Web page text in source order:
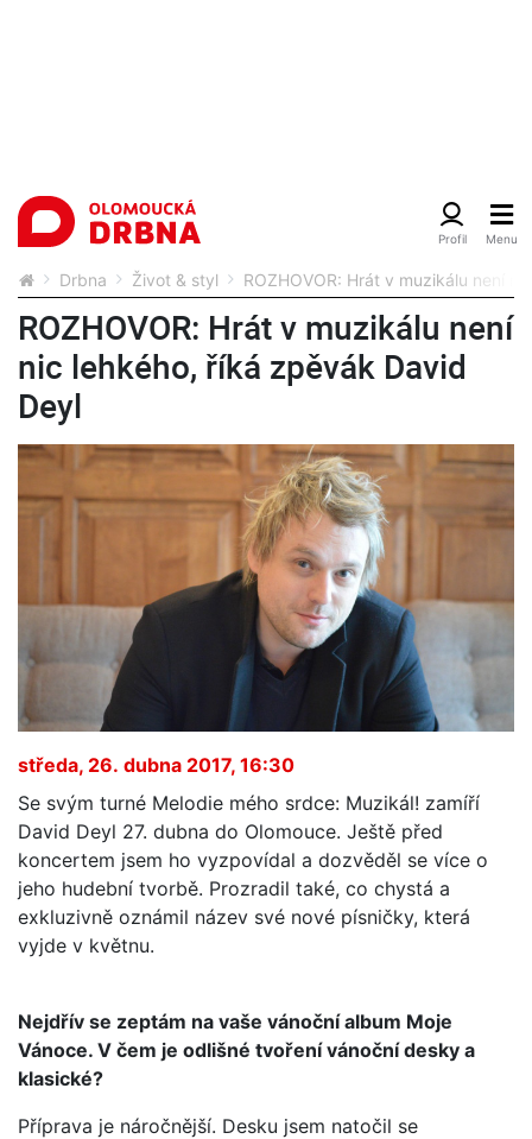
Drbna Život & styl ROZHOVOR: Hrát v muzikálu není
ROZHOVOR: Hrát v muzikálu není
nic lehkého, říká zpěvák David
Deyl
středa, 26. dubna 2017, 16:30
Se svým turné Melodie mého srdce: Muzikál! zamíří
David Deyl 27. dubna do Olomouce. Ještě před
koncertem jsem ho vyzpovídal a dozvěděl se více o
jeho hudební tvorbě. Prozradil také, co chystá a
exkluzivně oznámil název své nové písničky, která
vyjde v květnu.
Nejdřív se zeptám na vaše vánoční album Moje
Vánoce. V čem je odlišné tvoření vánoční desky a
klasické?
Příprava je náročnější. Desku jsem natočil se